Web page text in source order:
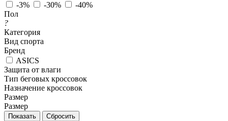
-3%
-30%
-40%
Пол
?
Категория
Вид спорта
Бренд
ASICS
Защита от влаги
Тип беговых кроссовок
Назначение кроссовок
Размер
Размер
Сбросить